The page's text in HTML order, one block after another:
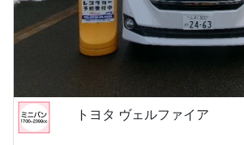
トヨタ ヴェルファイア